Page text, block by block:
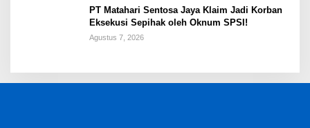
PT Matahari Sentosa Jaya Klaim Jadi Korban
Eksekusi Sepihak oleh Oknum SPSI!
Agustus 7, 2026